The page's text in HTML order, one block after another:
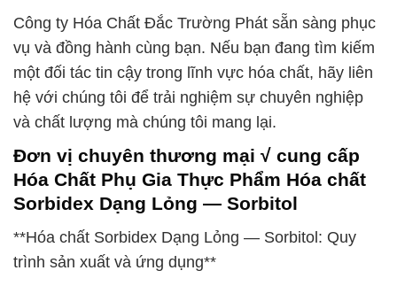
Công ty Hóa Chất Đắc Trường Phát sẵn sàng phục
vụ và đồng hành cùng bạn. Nếu bạn đang tìm kiếm
một đối tác tin cậy trong lĩnh vực hóa chất, hãy liên
hệ với chúng tôi để trải nghiệm sự chuyên nghiệp
và chất lượng mà chúng tôi mang lại.
Đơn vị chuyên thương mại √ cung cấp
Hóa Chất Phụ Gia Thực Phẩm Hóa chất
Sorbidex Dạng Lỏng — Sorbitol
**Hóa chất Sorbidex Dạng Lỏng — Sorbitol: Quy
trình sản xuất và ứng dụng**